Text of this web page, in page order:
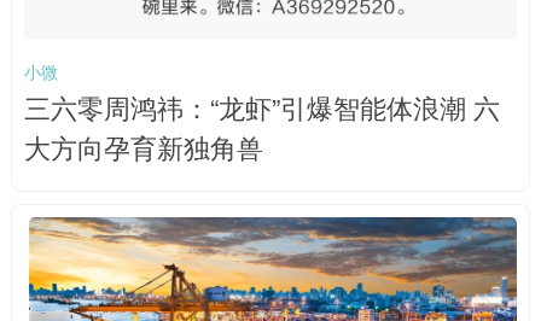
小微
三六零周鸿祎：“龙虾”引爆智能体浪潮 六
大方向孕育新独角兽